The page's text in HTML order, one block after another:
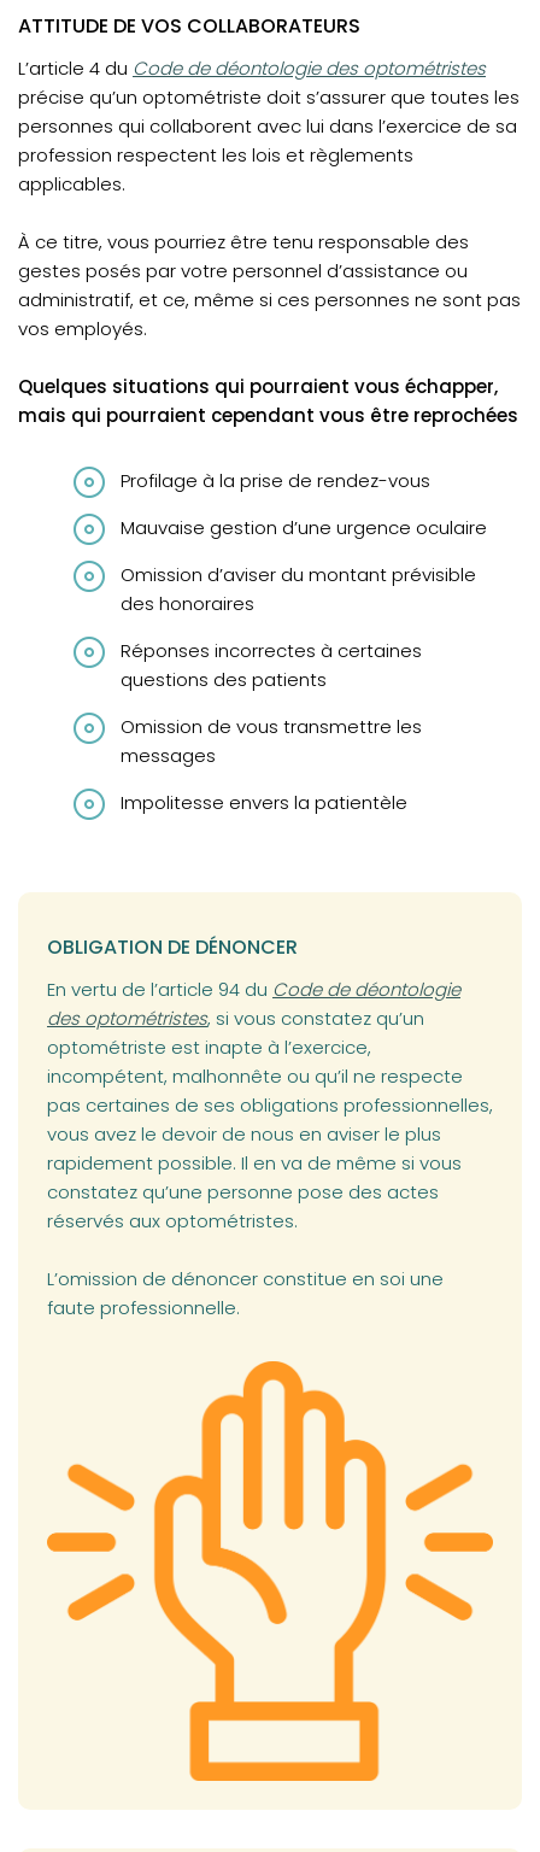
ATTITUDE DE VOS COLLABORATEURS
L’article 4 du (opens in a new tab)
Code de déontologie des optométristes
précise qu’un optométriste doit s’assurer que toutes les
personnes qui collaborent avec lui dans l’exercice de sa
profession respectent les lois et règlements
applicables.
À ce titre, vous pourriez être tenu responsable des
gestes posés par votre personnel d’assistance ou
administratif, et ce, même si ces personnes ne sont pas
vos employés.
Quelques situations qui pourraient vous échapper,
mais qui pourraient cependant vous être reprochées
Profilage à la prise de rendez-vous
Mauvaise gestion d’une urgence oculaire
Omission d’aviser du montant prévisible
des honoraires
Réponses incorrectes à certaines
questions des patients
Omission de vous transmettre les
messages
Impolitesse envers la patientèle
OBLIGATION DE DÉNONCER
En vertu de l’article 94 du (opens in a new tab)
Code de déontologie
des optométristes, si vous constatez qu’un
optométriste est inapte à l’exercice,
incompétent, malhonnête ou qu’il ne respecte
pas certaines de ses obligations professionnelles,
vous avez le devoir de nous en aviser le plus
rapidement possible. Il en va de même si vous
constatez qu’une personne pose des actes
réservés aux optométristes.
L’omission de dénoncer constitue en soi une
faute professionnelle.